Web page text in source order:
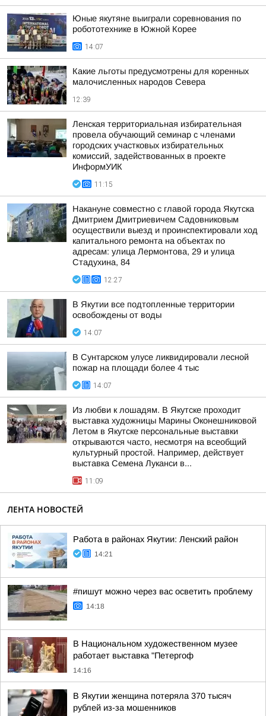
Юные якутяне выиграли соревнования по
робототехнике в Южной Корее
14:07
Какие льготы предусмотрены для коренных
малочисленных народов Севера
12:39
Ленская территориальная избирательная
провела обучающий семинар с членами
городских участковых избирательных
комиссий, задействованных в проекте
ИнформУИК
11:15
Накануне совместно с главой города Якутска
Дмитрием Дмитриевичем Садовниковым
осуществили выезд и проинспектировали ход
капитального ремонта на объектах по
адресам: улица Лермонтова, 29 и улица
Стадухина, 84
12:27
В Якутии все подтопленные территории
освобождены от воды
14:07
В Сунтарском улусе ликвидировали лесной
пожар на площади более 4 тыс
14:07
Из любви к лошадям. В Якутске проходит
выставка художницы Марины Оконешниковой
Летом в Якутске персональные выставки
открываются часто, несмотря на всеобщий
культурный простой. Например, действует
выставка Семена Луканси в...
11:09
ЛЕНТА НОВОСТЕЙ
Работа в районах Якутии: Ленский район
14:21
#пишут можно через вас осветить проблему
14:18
В Национальном художественном музее
работает выставка "Петергоф
14:16
В Якутии женщина потеряла 370 тысяч
рублей из-за мошенников